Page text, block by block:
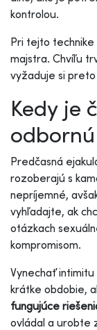
kontrolou.
Pri tejto
majstra. Chvíľu
vyžaduje si preto
Kedy je
Predčasná
rozoberajú s
nepríjemné,
vyhľadajte, ak
otázkach
kompromisom.
Vynechať
krátke obdobie,
fungujúce
ovládal a urobte